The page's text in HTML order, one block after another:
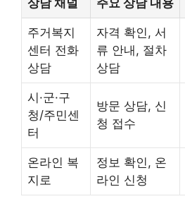
상담 채널 주요 상담 내용
주거복지
센터 전화
상담
자격 확인, 서
류 안내, 절차
상담
시·군·구
청/주민센
터
방문 상담, 신
청 접수
온라인 복
지로
정보 확인, 온
라인 신청